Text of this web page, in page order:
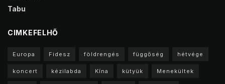
Tabu
CIMKEFELHŐ
Europa Fidesz földrengés függőség hétvége
koncert kézilabda Kína kütyük Menekültek